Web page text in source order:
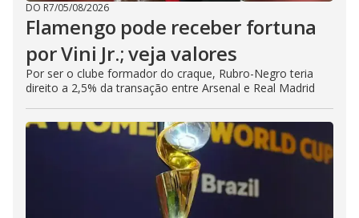
DO R7/05/08/2026
Flamengo pode receber fortuna
por Vini Jr.; veja valores
Por ser o clube formador do craque, Rubro-Negro teria
direito a 2,5% da transação entre Arsenal e Real Madrid